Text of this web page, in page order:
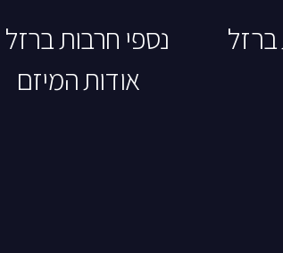
ברזל נספי חרבות ברזל
אודות המיזם